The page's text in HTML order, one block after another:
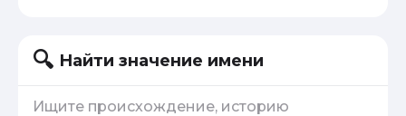
Найти значение имени
Ищите происхождение, историю